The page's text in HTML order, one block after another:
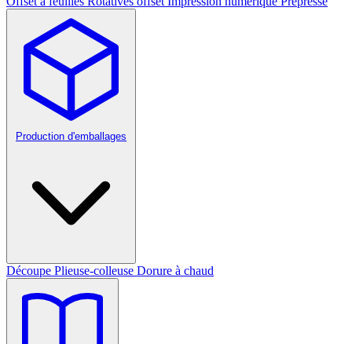
Production d'emballages
Découpe Plieuse-colleuse Dorure à chaud